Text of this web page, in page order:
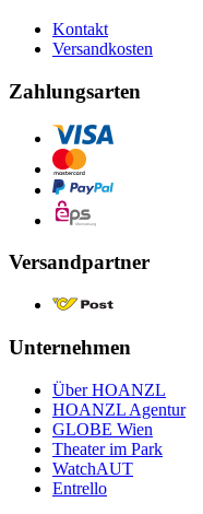
Kontakt
Versandkosten
Zahlungsarten
Versandpartner
Unternehmen
Über HOANZL
HOANZL Agentur
GLOBE Wien
Theater im Park
WatchAUT
Entrello